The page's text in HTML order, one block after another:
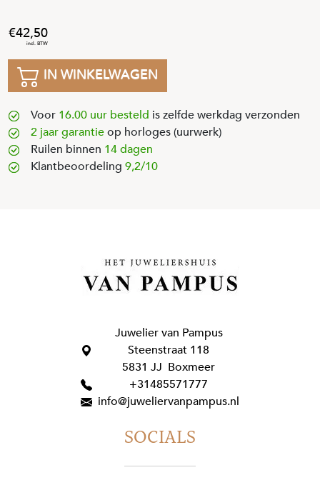
42,50
IN WINKELWAGEN
Voor 16.00 uur besteld is zelfde werkdag verzonden
2 jaar garantieop horloges (uurwerk)
Ruilen binnen 14 dagen
Klantbeoordeling 9,2/10
Juwelier van Pampus
Steenstraat 118
5831 JJ Boxmeer
+31485571777
info@juweliervanpampus.nl
SOCIALS